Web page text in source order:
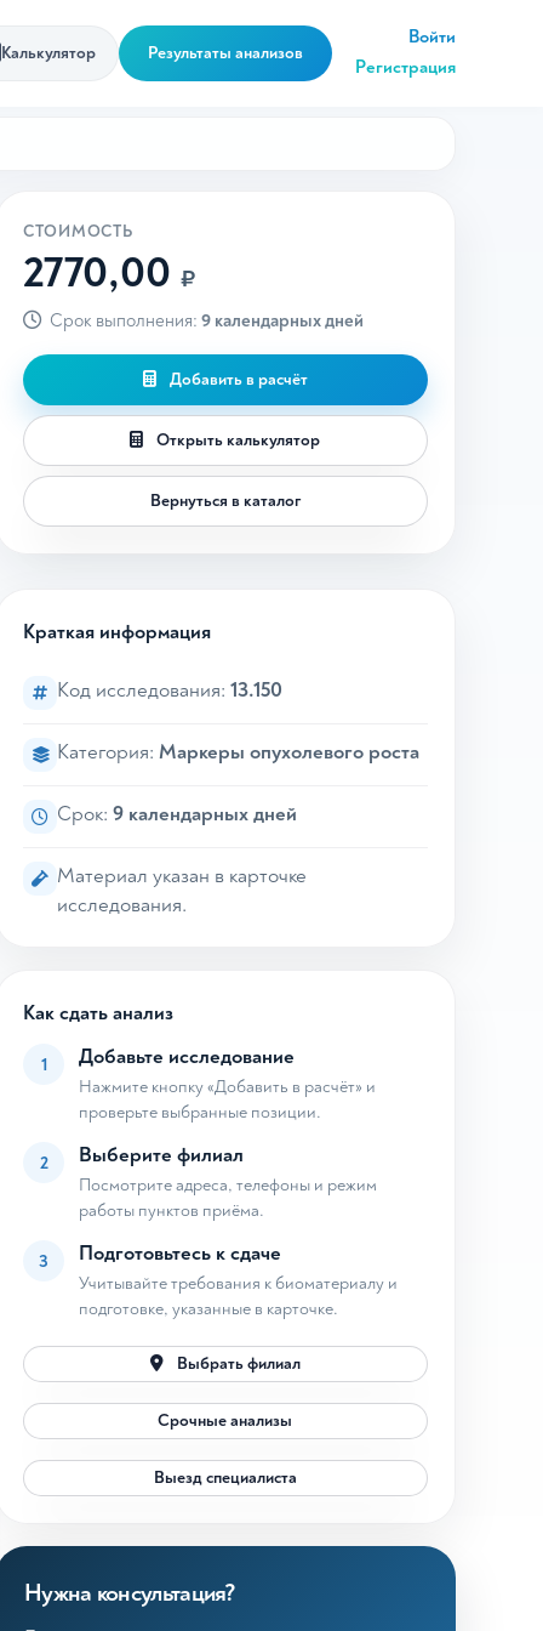
Калькулятор Результаты анализов
Войти
Регистрация
СТОИМОСТЬ
2770,00 ₽
Срок выполнения: 9 календарных дней
Добавить в расчёт
Открыть калькулятор
Вернуться в каталог
Краткая информация
Код исследования: 13.150
Категория: Маркеры опухолевого роста
Срок: 9 календарных дней
Материал указан в карточке
исследования.
Как сдать анализ
1 Добавьте исследование
Нажмите кнопку «Добавить в расчёт» и
проверьте выбранные позиции.
2 Выберите филиал
Посмотрите адреса, телефоны и режим
работы пунктов приёма.
3 Подготовьтесь к сдаче
Учитывайте требования к биоматериалу и
подготовке, указанные в карточке.
Выбрать филиал
Срочные анализы
Выезд специалиста
Нужна консультация?